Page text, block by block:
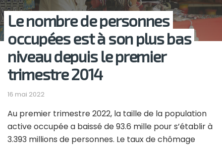
Le nombre de personnes
occupées est à son plus bas
niveau depuis le premier
trimestre 2014
16 mai 2022
Au premier trimestre 2022, la taille de la population
active occupée a baissé de 93.6 mille pour s’établir à
3.393 millions de personnes. Le taux de chômage